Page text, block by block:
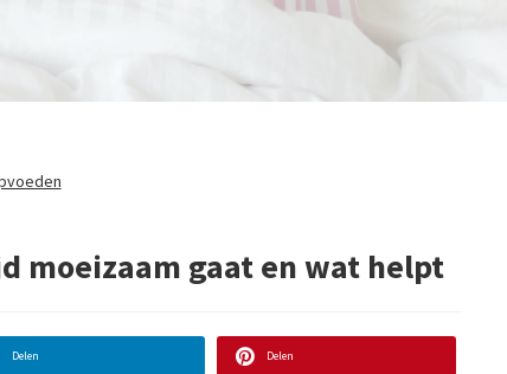
moeizaam gaat en wat helpt
Delen Delen